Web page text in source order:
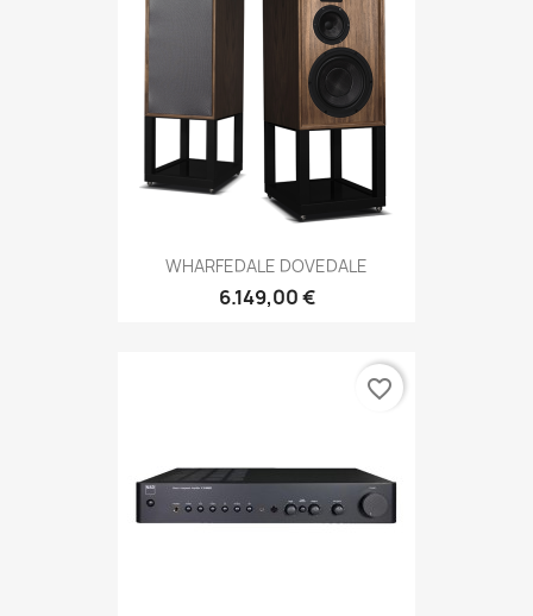
WHARFEDALE DOVEDALE
6.149,00 €
favorite_border